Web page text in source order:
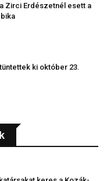
Zirci Erdészetnél esett a
ki október 23.